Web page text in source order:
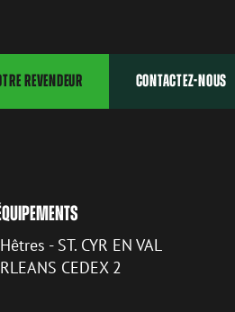
REVENDEUR CONTACTEZ-NOUS
- ST. CYR EN VAL
CEDEX 2